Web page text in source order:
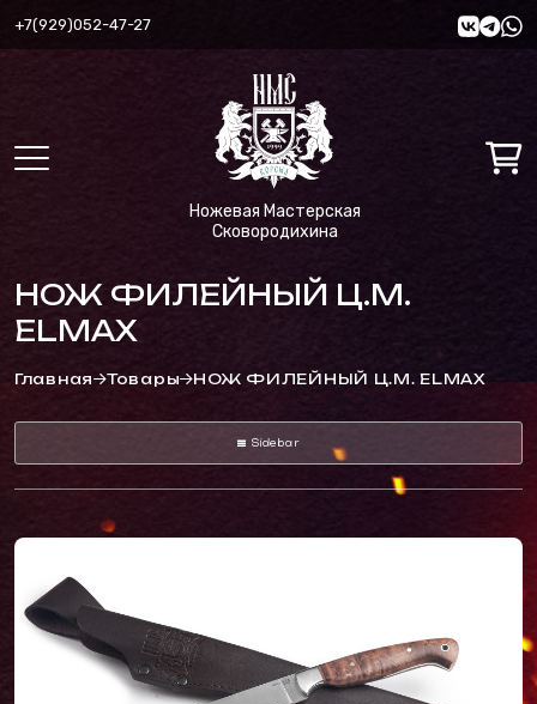
+7(929)052-47-27
Ножевая Мастерская
Сковородихина
НОЖ ФИЛЕЙНЫЙ Ц.М.
ELMAX
Главная Товары НОЖ ФИЛЕЙНЫЙ Ц.М. ELMAX
Sidebar